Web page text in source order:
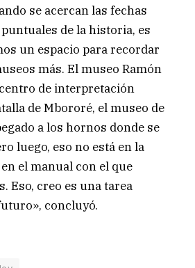
se acercan las fechas
de la historia, es
un espacio para recordar
más. El museo Ramón
de interpretación
de Mbororé, el museo de
a los hornos donde se
luego, eso no está en la
el manual con el que
Eso, creo es una tarea
concluyó.